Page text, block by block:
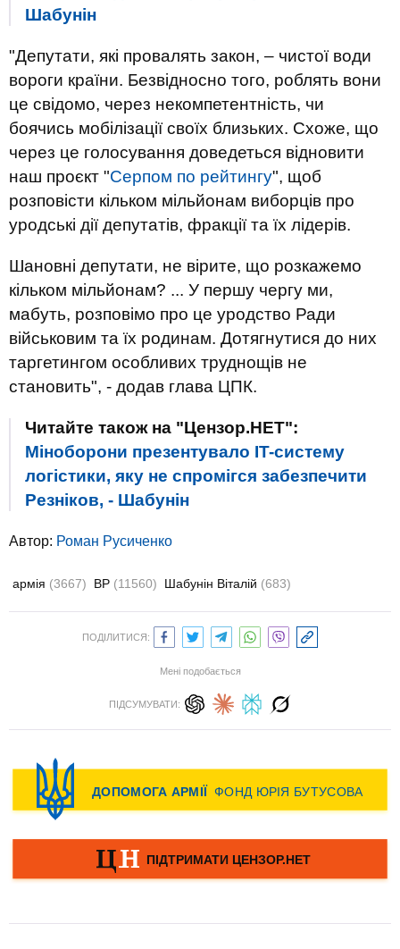
Шабунін
"Депутати, які провалять закон, – чистої води
вороги країни. Безвідносно того, роблять вони
це свідомо, через некомпетентність, чи
боячись мобілізації своїх близьких. Схоже, що
через це голосування доведеться відновити
наш проєкт "Серпом по рейтингу", щоб
розповісти кільком мільйонам виборців про
уродські дії депутатів, фракції та їх лідерів.
Шановні депутати, не вірите, що розкажемо
кільком мільйонам? ... У першу чергу ми,
мабуть, розповімо про це уродство Ради
військовим та їх родинам. Дотягнутися до них
таргетингом особливих труднощів не
становить", - додав глава ЦПК.
Читайте також на "Цензор.НЕТ":
Міноборони презентувало IT-систему
логістики, яку не спромігся забезпечити
Резніков, - Шабунін
Автор: Роман Русиченко
армія (3667) ВР (11560) Шабунін Віталій (683)
ПОДІЛИТИСЯ:
Мені подобається
ПІДСУМУВАТИ: